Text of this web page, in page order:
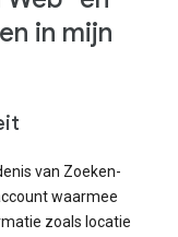
in mijn
van Zoeken-
waarmee
zoals locatie